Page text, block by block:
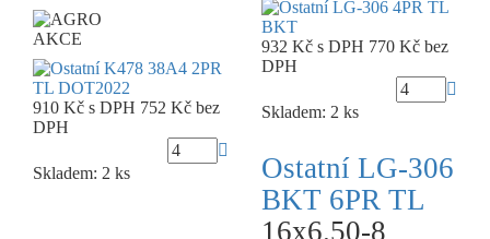
AKCE
910 Kč s DPH 752 Kč bez
DPH
Skladem: 2 ks
932 Kč s DPH 770 Kč bez
DPH
Skladem: 2 ks
Ostatní LG-306
BKT 6PR TL
16x6.50-8